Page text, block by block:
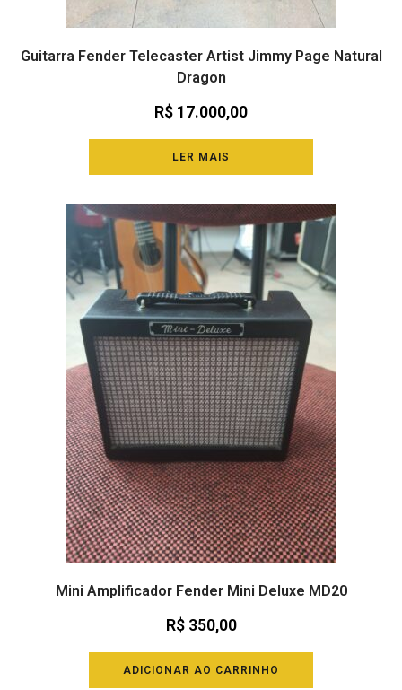
Guitarra Fender Telecaster Artist Jimmy Page Natural
Dragon
R$ 17.000,00
LER MAIS
Mini Amplificador Fender Mini Deluxe MD20
R$350,00
ADICIONAR AO CARRINHO